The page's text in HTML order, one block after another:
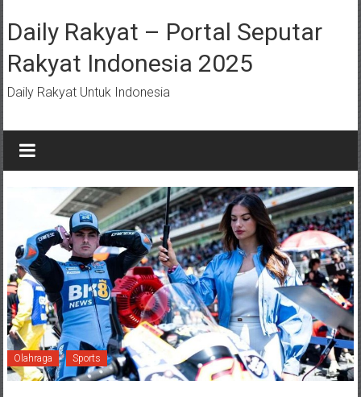
ke
konten
Daily Rakyat – Portal Seputar
Rakyat Indonesia 2025
Daily Rakyat Untuk Indonesia
Olahraga Sports